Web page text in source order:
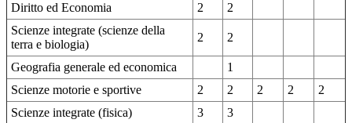
Diritto ed Economia
2
2
Scienze integrate (scienze della
terra e biologia)
2 2
Geografia generale ed economica
1
Scienze motorie e sportive
2 2 2 2
2
Scienze integrate (fisica)
3
3